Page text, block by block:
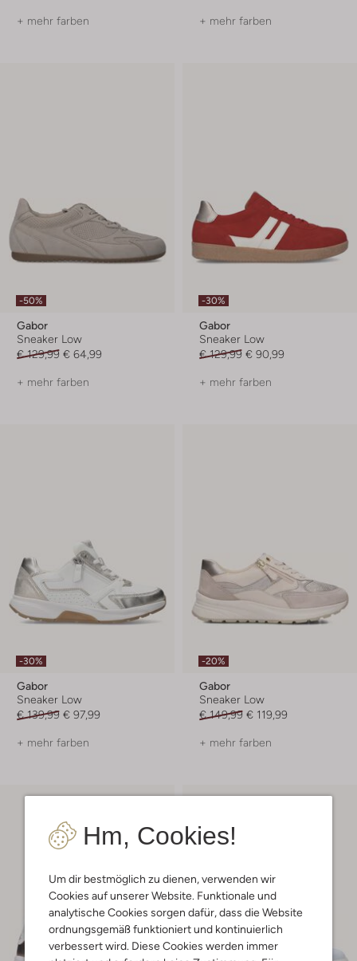
Hm, Cookies!
Um dir bestmöglich zu dienen, verwenden wir
Cookies auf unserer Website. Funktionale und
analytische Cookies sorgen dafür, dass die Website
ordnungsgemäß funktioniert und kontinuierlich
verbessert wird. Diese Cookies werden immer
+ mehr farben + mehr farben
-50%
Gabor
Sneaker Low
€ 129,99 € 64,99
+ mehr farben
-30%
Gabor
Sneaker Low
€ 129,99 € 90,99
+ mehr farben
-30%
Gabor
Sneaker Low
€ 139,99 € 97,99
+ mehr farben
-20%
Gabor
Sneaker Low
€ 149,99 € 119,99
+ mehr farben